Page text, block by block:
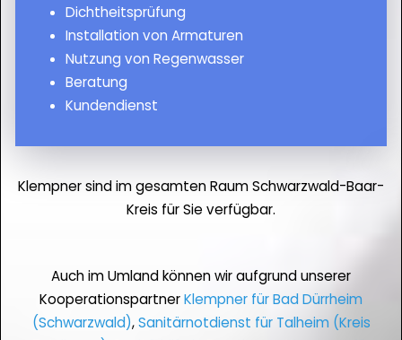
Dichtheitsprüfung
Installation von Armaturen
Nutzung von Regenwasser
Beratung
Kundendienst
Klempner sind im gesamten Raum Schwarzwald-Baar-
Kreis für Sie verfügbar.
Auch im Umland können wir aufgrund unserer
KooperationspartnerKlempner für Bad Dürrheim
(Schwarzwald),Sanitärnotdienst für Talheim (Kreis